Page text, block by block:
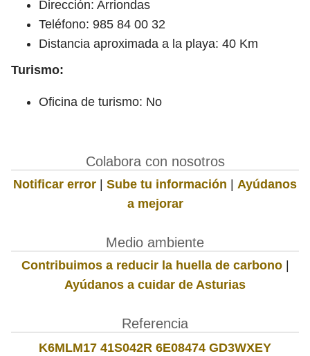
Dirección: Arriondas
Teléfono: 985 84 00 32
Distancia aproximada a la playa: 40 Km
Turismo:
Oficina de turismo: No
Colabora con nosotros
Notificar error | Sube tu información | Ayúdanos
a mejorar
Medio ambiente
Contribuimos a reducir la huella de carbono|
Ayúdanos a cuidar de Asturias
Referencia
K6MLM17 41S042R 6E08474 GD3WXEY